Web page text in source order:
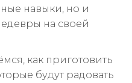
навыки, но и
на своей
как приготовить
будут радовать